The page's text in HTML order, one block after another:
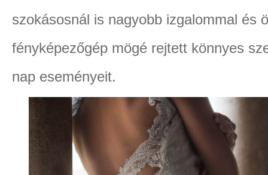
szokásosnál is nagyobb izgalommal és
fényképezőgép mögé rejtett könnyes
nap eseményeit.